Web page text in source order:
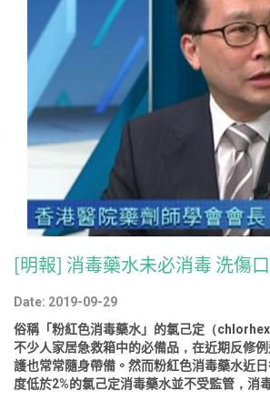
[明報] 消毒藥水未必消毒 洗傷
Date: 2019-09-29
俗稱「粉紅色消毒藥水」的氯己定（
不少人家居急救箱中的必備品，在近期反修
護也常常隨身帶備。然而粉紅色消毒藥水近
度低於2%的氯己定消毒藥水並不受監管，消